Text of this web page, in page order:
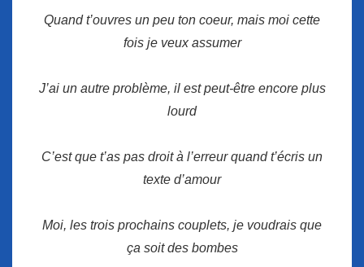
Quand t’ouvres un peu ton coeur, mais moi cette
fois je veux assumer
J’ai un autre problème, il est peut-être encore plus
lourd
C’est que t’as pas droit à l’erreur quand t’écris un
texte d’amour
Moi, les trois prochains couplets, je voudrais que
ça soit des bombes